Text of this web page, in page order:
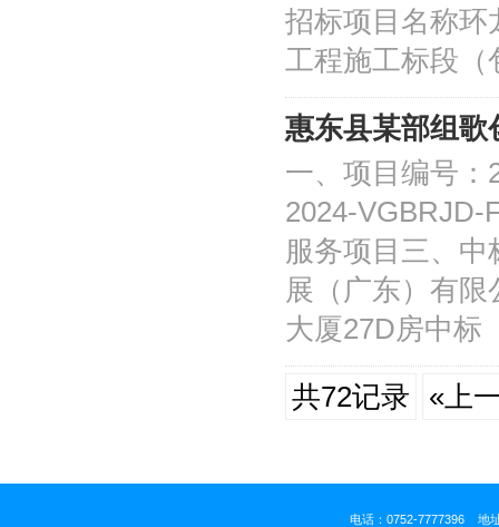
招标项目名称环
工程施工标段
惠东县某部组歌
一、项目编号：
2024-VGBRJD-
服务项目三、
展（广东）有
大厦27D房中标
共72记录 «上
电话：0752-7777396 地